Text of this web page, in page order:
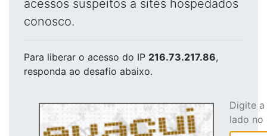
acessos suspeitos a sites hospedados
conosco.
Para liberar o acesso do IP 216.73.217.86,
responda ao desafio abaixo.
Digite
lado no